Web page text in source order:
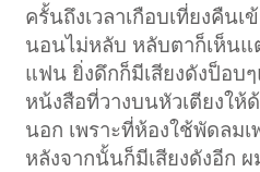
ครั้นถึงเวลาเกือบเที่ยงคืน
นอนไม่หลับ หลับตาก็เห็น
แฟน ยิ่งดึกก็มีเสียงดังป็อบ
หน้งสือที่วางบนหัวเตียงใ
นอก เพราะที่ห้องใช้พัดลม
หลังจากนั้นก็มีเสียงดังอีก